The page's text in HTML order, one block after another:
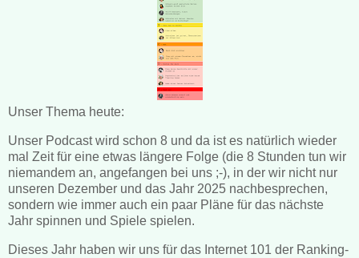
Unser Thema heute:
Unser Podcast wird schon 8 und da ist es natürlich wieder
mal Zeit für eine etwas längere Folge (die 8 Stunden tun wir
niemandem an, angefangen bei uns ;-), in der wir nicht nur
unseren Dezember und das Jahr 2025 nachbesprechen,
sondern wie immer auch ein paar Pläne für das nächste
Jahr spinnen und Spiele spielen.
Dieses Jahr haben wir uns für das Internet 101 der Ranking-